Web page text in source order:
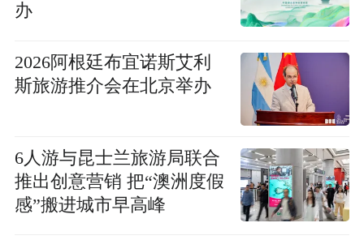
办
2026阿根廷布宜诺斯艾利
斯旅游推介会在北京举办
6人游与昆士兰旅游局联合
推出创意营销 把“澳洲度假
感”搬进城市早高峰